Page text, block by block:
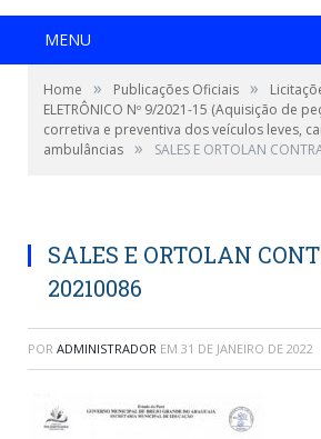
MENU
Home » Publicações Oficiais »
ELETRÔNICO Nº 9/2021-15 (Aquisição de
corretiva e preventiva dos veículos leves,
ambulâncias » SALES E ORTOLAN
SALES E ORTOLAN
20210086
POR ADMINISTRADOR EM 31 DE JANEIRO DE 2022